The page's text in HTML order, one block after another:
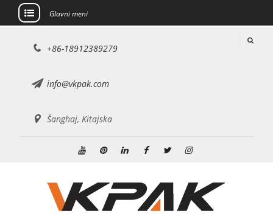
Glavni meni
+86-18912389279
info@vkpak.com
Šanghaj, Kitajska